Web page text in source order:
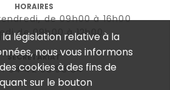
HORAIRES
de 09h00 à 16h00
de 09h00 à 12h00
SECRÉTARIAT
: 04 42 96 58 84
législation relative à la
nous vous informons
cookies à des fins de
sur le bouton